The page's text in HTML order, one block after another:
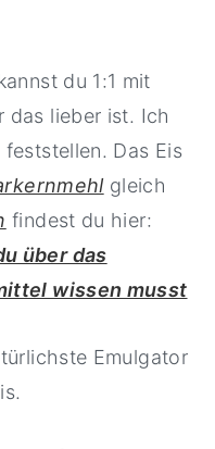
du 1:1 mit
das lieber ist. Ich
Das Eis
gleich
findest du hier:
über das
wissen musst
Emulgator